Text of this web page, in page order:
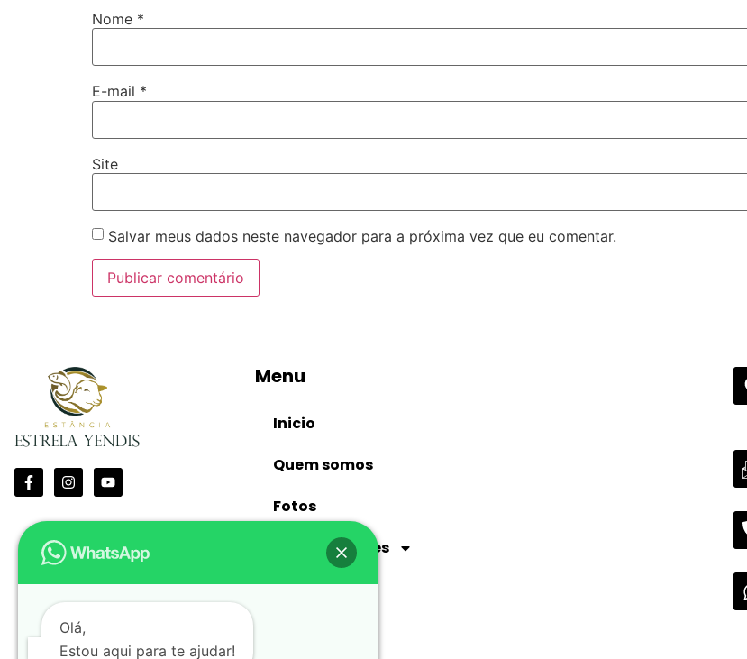
Nome *
E-mail *
Site
Salvar meus dados neste navegador para a próxima vez que eu comentar.
Menu
Inicio
Quem somos
Fotos
Nossas Opções
Contato
Olá,
Estou aqui para te ajudar!